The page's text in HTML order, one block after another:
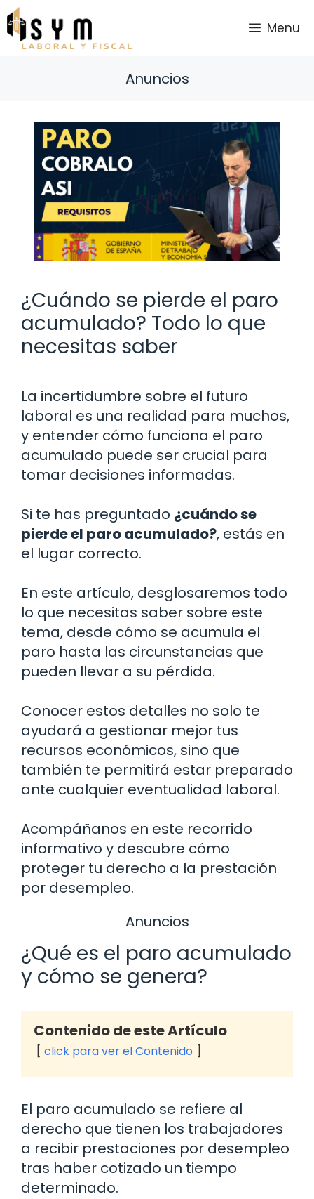
Saltar
al
contenido
Menu
Anuncios
¿Cuándo se pierde el paro
acumulado? Todo lo que
necesitas saber
La incertidumbre sobre el futuro
laboral es una realidad para muchos,
y entender cómo funciona el paro
acumulado puede ser crucial para
tomar decisiones informadas.
Si te has preguntado ¿cuándo se
pierde el paro acumulado?, estás en
el lugar correcto.
En este artículo, desglosaremos todo
lo que necesitas saber sobre este
tema, desde cómo se acumula el
paro hasta las circunstancias que
pueden llevar a su pérdida.
Conocer estos detalles no solo te
ayudará a gestionar mejor tus
recursos económicos, sino que
también te permitirá estar preparado
ante cualquier eventualidad laboral.
Acompáñanos en este recorrido
informativo y descubre cómo
proteger tu derecho a la prestación
por desempleo.
Anuncios
¿Qué es el paro acumulado
y cómo se genera?
Contenido de este Artículo
click para ver el Contenido
El paro acumulado se refiere al
derecho que tienen los trabajadores
a recibir prestaciones por desempleo
tras haber cotizado un tiempo
determinado.